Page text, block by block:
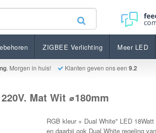
ZIGBEE Verlichting Meer LED
. Morgen in huis! Klanten geven ons een 9.2
Mat Wit ⌀180mm
RGB kleur + Dual White" LED
en daarbij ook Dual White regeling